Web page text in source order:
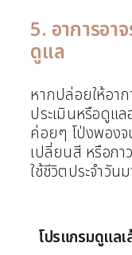
5. อาการอา
ดูแล
หากปล่อยให้อาก
ประเมินหรือดูแล
ค่อยๆ โป่งพองจ
เปลี่ยนสี หรือภ
ใช้ชีวิตประจำวัน
โปรแกรมดูแลเ